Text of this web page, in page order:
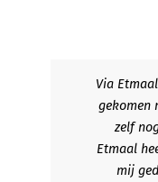
Via
gekomen
zelf
Etmaal
mij